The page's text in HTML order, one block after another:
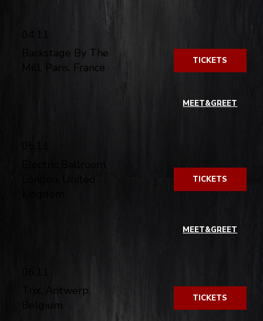
04.11
Backstage By The
Mill, Paris, France
TICKETS
London, United
TICKETS
MEET&GREET
Trix, Antwerp,
Belgium
TICKETS
MEET&GREET